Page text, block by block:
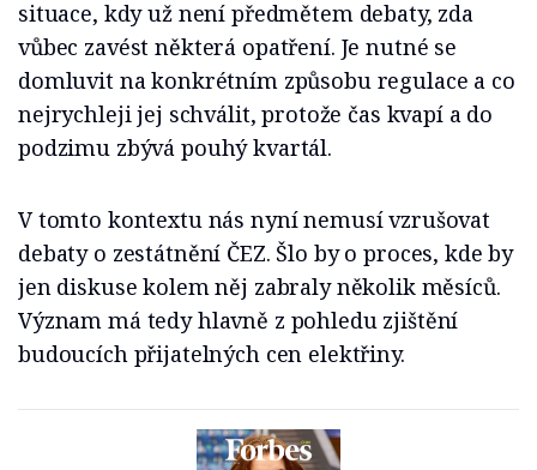
situace, kdy už není předmětem debaty, zda
vůbec zavést některá opatření. Je nutné se
domluvit na konkrétním způsobu regulace a co
nejrychleji jej schválit, protože čas kvapí a do
podzimu zbývá pouhý kvartál.
V tomto kontextu nás nyní nemusí vzrušovat
debaty o zestátnění ČEZ. Šlo by o proces, kde by
jen diskuse kolem něj zabraly několik měsíců.
Význam má tedy hlavně z pohledu zjištění
budoucích přijatelných cen elektřiny.